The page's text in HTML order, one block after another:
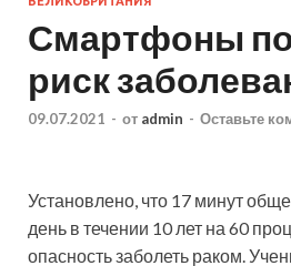
Смартфоны
риск
09.07.2021 - от admin - Оставьте
Установлено, что 17 минут
день в течении 10 лет на 60
опасность заболеть раком.